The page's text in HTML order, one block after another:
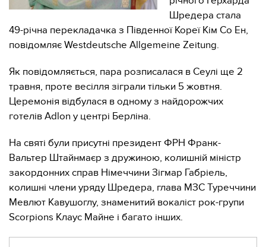
Шредера стала
49-річна перекладачка з Південної Кореї Кім Со Ен,
повідомляє Westdeutsche Allgemeine Zeitung.
Як повідомляється, пара розписалася в Сеулі ще 2
травня, проте весілля зіграли тільки 5 жовтня.
Церемонія відбулася в одному з найдорожчих
готелів Adlon у центрі Берліна.
На святі були присутні президент ФРН Франк-
Вальтер Штайнмаєр з дружиною, колишній міністр
закордонних справ Німеччини Зігмар Габріель,
колишні члени уряду Шредера, глава МЗС Туреччини
Мевлют Кавушоглу, знаменитий вокаліст рок-групи
Scorpions Клаус Майне і багато інших.